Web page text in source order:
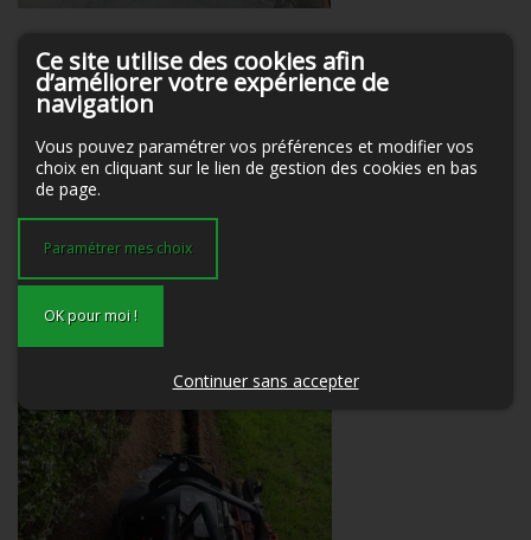
Ce site utilise des cookies afin
d’améliorer votre expérience de
navigation
Vous pouvez paramétrer vos préférences et modifier vos
choix en cliquant sur le lien de gestion des cookies en bas
de page.
Paramétrer mes choix
OK pour moi !
Continuer sans accepter